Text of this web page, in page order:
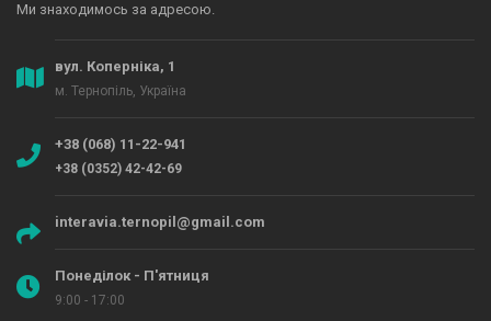
Ми знаходимось за адресою.
вул. Коперніка, 1
м. Тернопіль, Україна
+38 (068) 11-22-941
+38 (0352) 42-42-69
interavia.ternopil@gmail.com
Понеділок - П'ятниця
9:00 - 17:00